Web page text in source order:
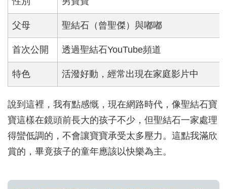
父母 聖結石（曾聖傑）與嘟嘟
首次公開 透過聖結石YouTube頻道
特色 活潑好動，經常出現在家庭影片中
說到這裡，我有點感慨，現在網路時代，像聖結石寶
寶這樣在鏡頭前長大的孩子不少，但聖結石一家處理
得蠻低調的，不會讓寶寶承受太多壓力。這點我滿欣
賞的，畢竟孩子的童年應該以快樂為主。